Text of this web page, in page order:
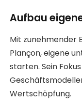
Aufbau
Mit zunehmender
Plançon, eigene
starten. Sein
Wertschöpfung.